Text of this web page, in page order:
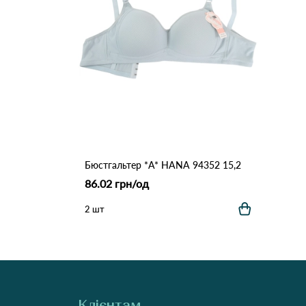
Бюстгальтер *A* HANA 94352 15,2
86.02 грн/од
2 шт